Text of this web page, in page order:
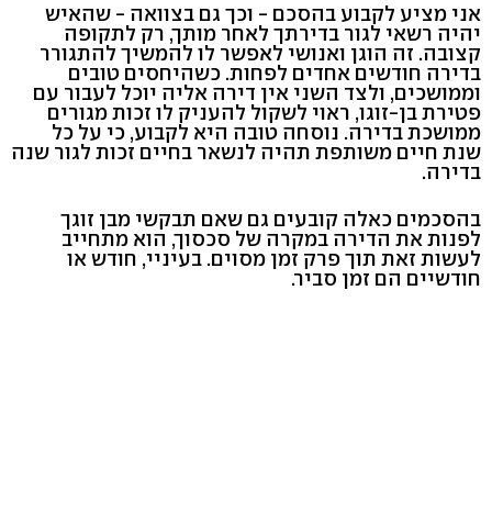
אני מציע לקבוע בהסכם - וכך גם בצוואה - שהאיש
יהיה רשאי לגור בדירתך לאחר מותך, רק לתקופה
קצובה. זה הוגן ואנושי לאפשר לו להמשיך להתגורר
בדירה חודשים אחדים לפחות. כשהיחסים טובים
וממושכים, ולצד השני אין דירה אליה יוכל לעבור עם
פטירת בן-זוגו, ראוי לשקול להעניק לו זכות מגורים
ממושכת בדירה. נוסחה טובה היא לקבוע, כי על כל
שנת חיים משותפת תהיה לנשאר בחיים זכות לגור שנה
בדירה.
בהסכמים כאלה קובעים גם שאם תבקשי מבן זוגך
לפנות את הדירה במקרה של סכסוך, הוא מתחייב
לעשות זאת תוך פרק זמן מסוים. בעיניי, חודש או
חודשיים הם זמן סביר.